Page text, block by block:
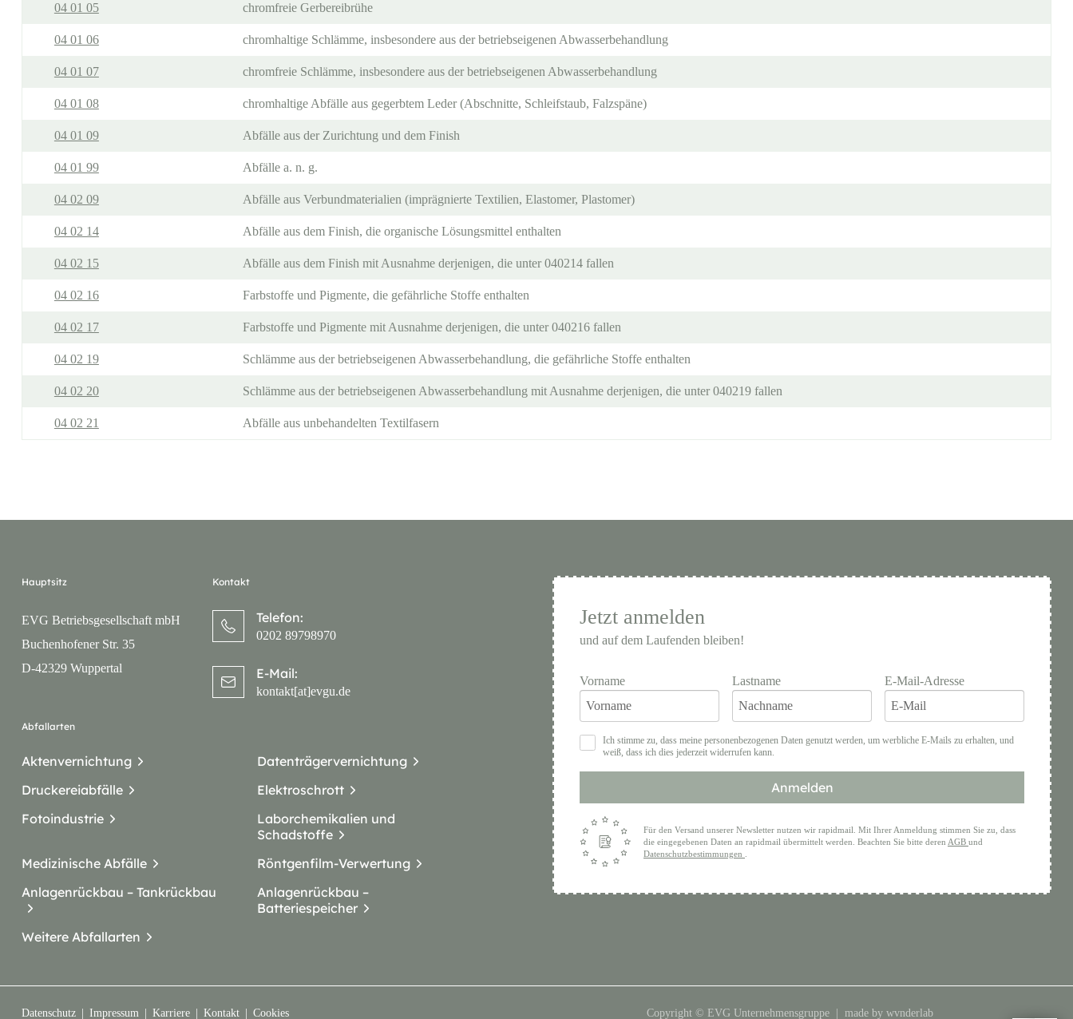
04 01 05 chromfreie Gerbereibrühe
04 01 06 chromhaltige Schlämme, insbesondere aus der betriebseigenen Abwasserbehandlung
04 01 07 chromfreie Schlämme, insbesondere aus der betriebseigenen Abwasserbehandlung
04 01 08 chromhaltige Abfälle aus gegerbtem Leder (Abschnitte, Schleifstaub, Falzspäne)
04 01 09 Abfälle aus der Zurichtung und dem Finish
04 01 99 Abfälle a. n. g.
04 02 09 Abfälle aus Verbundmaterialien (imprägnierte Textilien, Elastomer, Plastomer)
04 02 14 Abfälle aus dem Finish, die organische Lösungsmittel enthalten
04 02 15 Abfälle aus dem Finish mit Ausnahme derjenigen, die unter 040214 fallen
04 02 16 Farbstoffe und Pigmente, die gefährliche Stoffe enthalten
04 02 17 Farbstoffe und Pigmente mit Ausnahme derjenigen, die unter 040216 fallen
04 02 19 Schlämme aus der betriebseigenen Abwasserbehandlung, die gefährliche Stoffe enthalten
04 02 20 Schlämme aus der betriebseigenen Abwasserbehandlung mit Ausnahme derjenigen, die unter 040219 fallen
04 02 21 Abfälle aus unbehandelten Textilfasern
Hauptsitz
EVG Betriebsgesellschaft mbH
Buchenhofener Str. 35
D-42329 Wuppertal
Kontakt
Telefon:
0202 89798970
E-Mail:
kontakt[at]evgu.de
Abfallarten
Aktenvernichtung
Datenträgervernichtung
Druckereiabfälle
Elektroschrott
Fotoindustrie
Laborchemikalien und
Schadstoffe
Medizinische Abfälle
Röntgenfilm-Verwertung
Anlagenrückbau – Tankrückbau
Anlagenrückbau –
Batteriespeicher
Weitere Abfallarten
Jetzt anmelden
und auf dem Laufenden bleiben!
Vorname Lastname E-Mail-Adresse
Ich stimme zu, dass meine personenbezogenen Daten genutzt werden, um werbliche E-Mails zu erhalten, und
weiß, dass ich dies jederzeit widerrufen kann.
Anmelden
Für den Versand unserer Newsletter nutzen wir rapidmail. Mit Ihrer Anmeldung stimmen Sie zu, dass
die eingegebenen Daten an rapidmail übermittelt werden. Beachten Sie bitte deren AGB und
Datenschutzbestimmungen
Datenschutz Impressum Karriere Kontakt Cookies Copyright © EVG Unternehmensgruppe | made by wvnderlab